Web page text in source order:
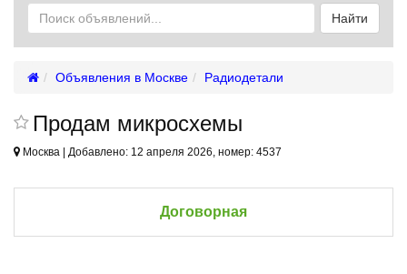
Найти
Объявления в Москве Радиодетали
Продам микросхемы
Москва | Добавлено: 12 апреля 2026, номер: 4537
Договорная